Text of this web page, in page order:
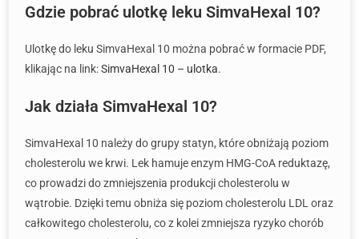
Gdzie pobrać ulotkę leku SimvaHexal 10?
Ulotkę do leku SimvaHexal 10 można pobrać w formacie PDF,
klikając na link:SimvaHexal 10 – ulotka.
Jak działa SimvaHexal 10?
SimvaHexal 10 należy do grupy statyn, które obniżają poziom
cholesterolu we krwi. Lek hamuje enzym HMG-CoA reduktazę,
co prowadzi do zmniejszenia produkcji cholesterolu w
wątrobie. Dzięki temu obniża się poziom cholesterolu LDL oraz
całkowitego cholesterolu, co z kolei zmniejsza ryzyko chorób